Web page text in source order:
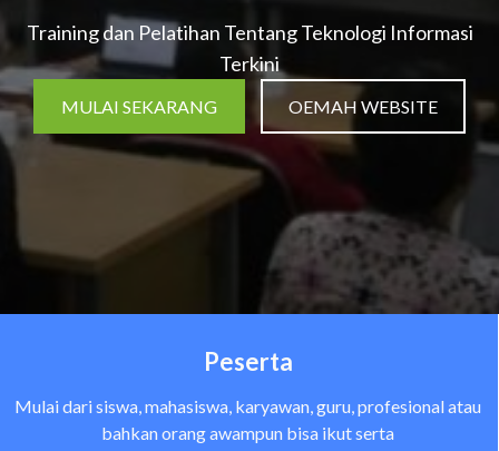
Training dan Pelatihan Tentang Teknologi Informasi
Terkini
MULAI SEKARANG OEMAH WEBSITE
Peserta
Mulai dari siswa, mahasiswa, karyawan, guru, profesional atau
bahkan orang awampun bisa ikut serta